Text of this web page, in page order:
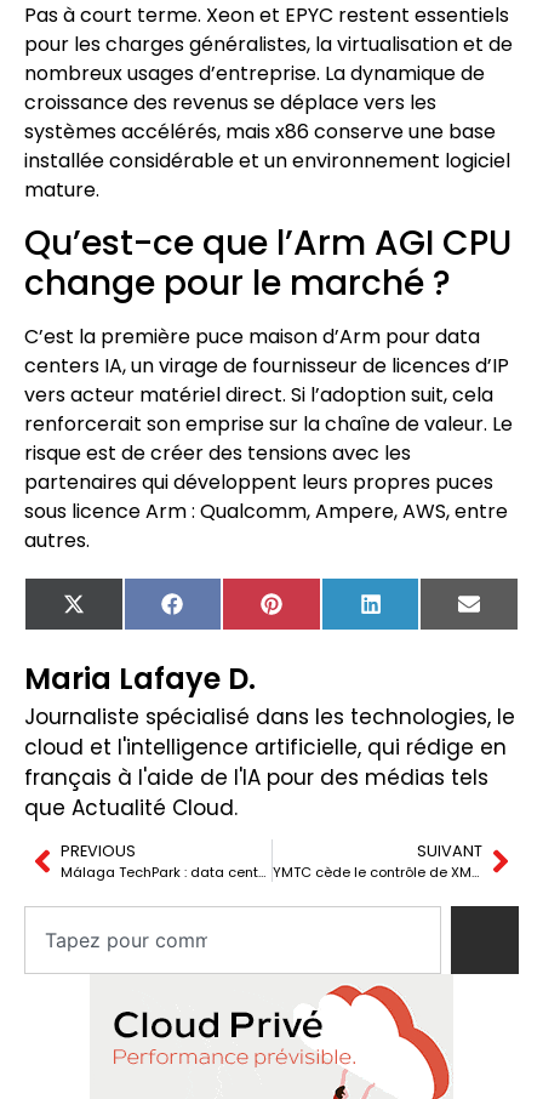
Pas à court terme. Xeon et EPYC restent essentiels
pour les charges généralistes, la virtualisation et de
nombreux usages d’entreprise. La dynamique de
croissance des revenus se déplace vers les
systèmes accélérés, mais x86 conserve une base
installée considérable et un environnement logiciel
mature.
Qu’est-ce que l’Arm AGI CPU
change pour le marché ?
C’est la première puce maison d’Arm pour data
centers IA, un virage de fournisseur de licences d’IP
vers acteur matériel direct. Si l’adoption suit, cela
renforcerait son emprise sur la chaîne de valeur. Le
risque est de créer des tensions avec les
partenaires qui développent leurs propres puces
sous licence Arm : Qualcomm, Ampere, AWS, entre
autres.
X
(Twitter)
FacebookPinterest LinkedIn Email
Maria Lafaye D.
Journaliste spécialisé dans les technologies, le
cloud et l'intelligence artificielle, qui rédige en
français à l'aide de l'IA pour des médias tels
que Actualité Cloud.
PREVIOUS
Málaga TechPark : data center 150 MW et pari sur imec
SUIVANT
YMTC cède le contrôle de XMC et accélère la réorganisation chinoise des puces mémoire